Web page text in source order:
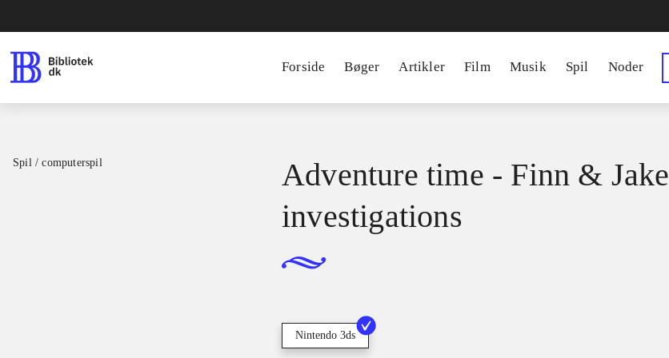
Forside Bøger Artikler Film Musik Spil Noder
Spil / computerspil
Adventure time - Finn & Jake
investigations
Nintendo 3ds